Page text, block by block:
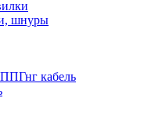
шнуры
кабель